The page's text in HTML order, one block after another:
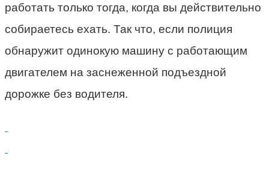
работать только тогда, когда вы действительно
собираетесь ехать. Так что, если полиция
обнаружит одинокую машину с работающим
двигателем на заснеженной подъездной
дорожке без водителя.